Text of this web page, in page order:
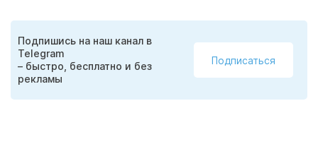
Подпишись на наш канал в
Telegram
– быстро, бесплатно и без
рекламы
Подписаться